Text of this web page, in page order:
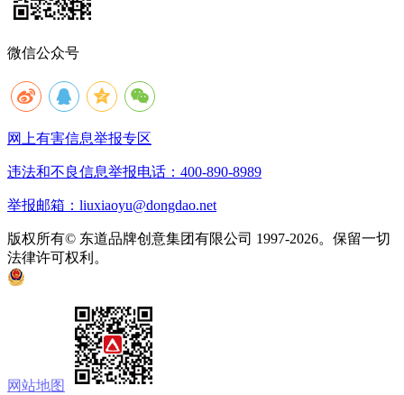
微信公众号
网上有害信息举报专区
违法和不良信息举报电话：400-890-8989
举报邮箱：liuxiaoyu@dongdao.net
版权所有© 东道品牌创意集团有限公司 1997-2026。保留一切
法律许可权利。
网站地图